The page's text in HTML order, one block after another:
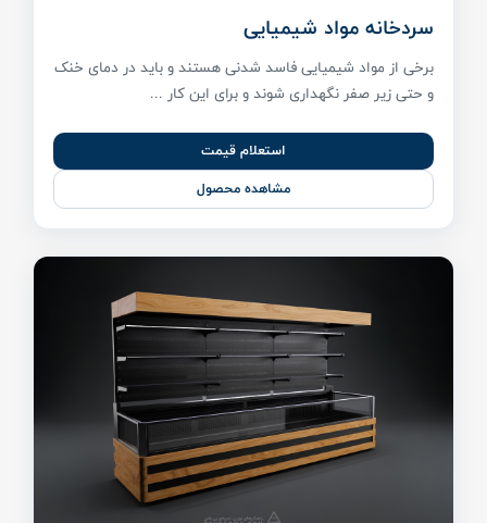
سردخانه مواد شیمیایی
برخی از مواد شیمیایی فاسد شدنی هستند و باید در دمای خنک
و حتی زیر صفر نگهداری شوند و برای این کار ...
استعلام قیمت
مشاهده محصول